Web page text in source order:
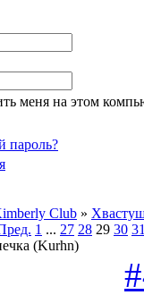
меня на этом
пароль?
Club »
1 ... 27 28 29 30
(Kurhn)